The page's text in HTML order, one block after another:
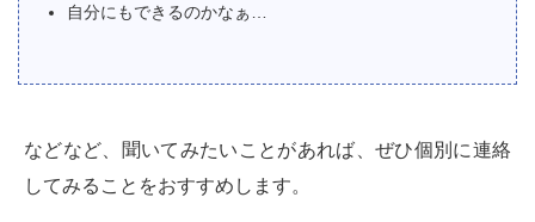
自分にもできるのかなぁ…
などなど、聞いてみたいことがあれば、ぜひ個別に連絡
してみることをおすすめします。